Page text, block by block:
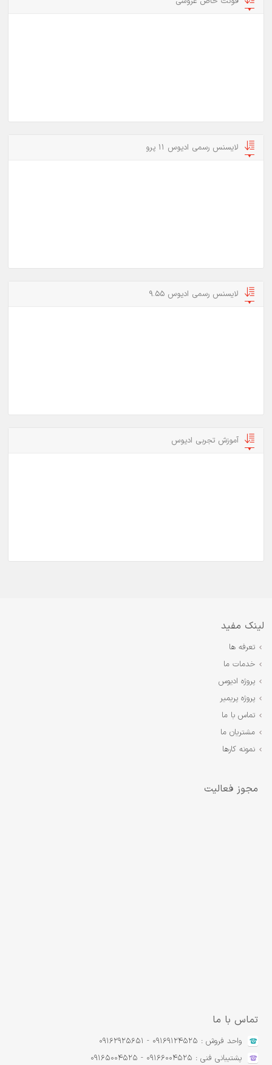
لایسنس رسمی ادیوس 11 پرو
لایسنس رسمی ادیوس 9.55
آموزش تجربی ادیوس
لینک مفید
تعرفه ها
خدمات ما
پروژه ادیوس
پروژه پریمیر
تماس با ما
مشتریان ما
نمونه کارها
مجوز فعالیت
تماس با ما
واحد فروش : 09169124525 - 09162925651
پشتیبانی فنی : 09166004525 - 09165004525